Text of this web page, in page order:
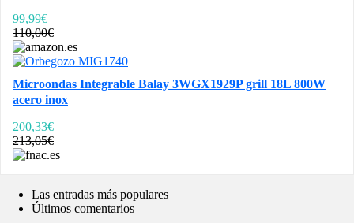
99,99€
110,00€
Microondas Integrable Balay 3WGX1929P grill 18L 800W
acero inox
200,33€
213,05€
Las entradas más populares
Últimos comentarios